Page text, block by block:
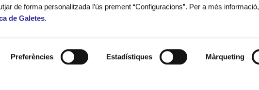
de forma personalitzada l’ús prement “Configuracions”. Per a més informació,
de Galetes.
Preferències Estadístiques Màrqueting
i social.